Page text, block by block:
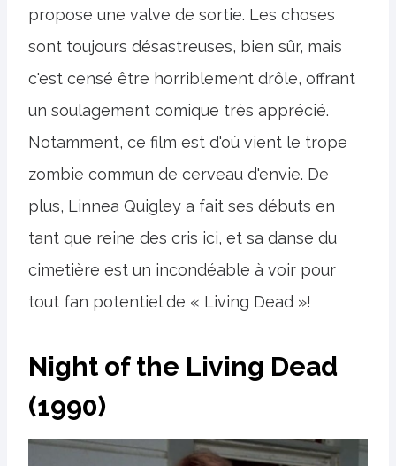
propose une valve de sortie. Les choses
sont toujours désastreuses, bien sûr, mais
c'est censé être horriblement drôle, offrant
un soulagement comique très apprécié.
Notamment, ce film est d'où vient le trope
zombie commun de cerveau d'envie. De
plus, Linnea Quigley a fait ses débuts en
tant que reine des cris ici, et sa danse du
cimetière est un incondéable à voir pour
tout fan potentiel de « Living Dead »!
Night of the Living Dead
(1990)